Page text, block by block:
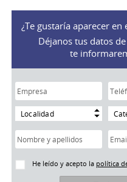
¿Te gustaría aparecer en
Déjanos tus datos
te
Localidad
He leído y acepto la política